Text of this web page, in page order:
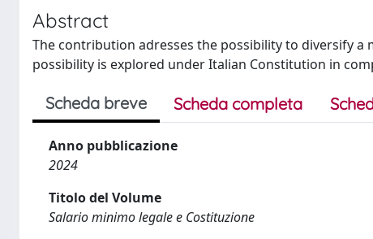
Abstract
The contribution adresses the possibility to diversify
possibility is explored under Italian Constitution in
Scheda breve Scheda completa
Anno pubblicazione
2024
Titolo del Volume
Salario minimo legale e Costituzione